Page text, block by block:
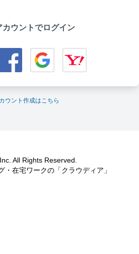
カウントでログイン
ウント作成はこちら
All Rights Reserved.
・在宅ワークの「クラウディア」